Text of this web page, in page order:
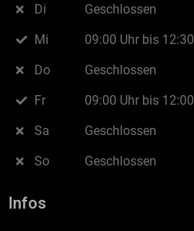
Di
Mi
Do
Fr
Sa
So
Geschlossen
09:00 Uhr bis 12:30
Geschlossen
09:00 Uhr bis 12:00
Geschlossen
Geschlossen
Infos